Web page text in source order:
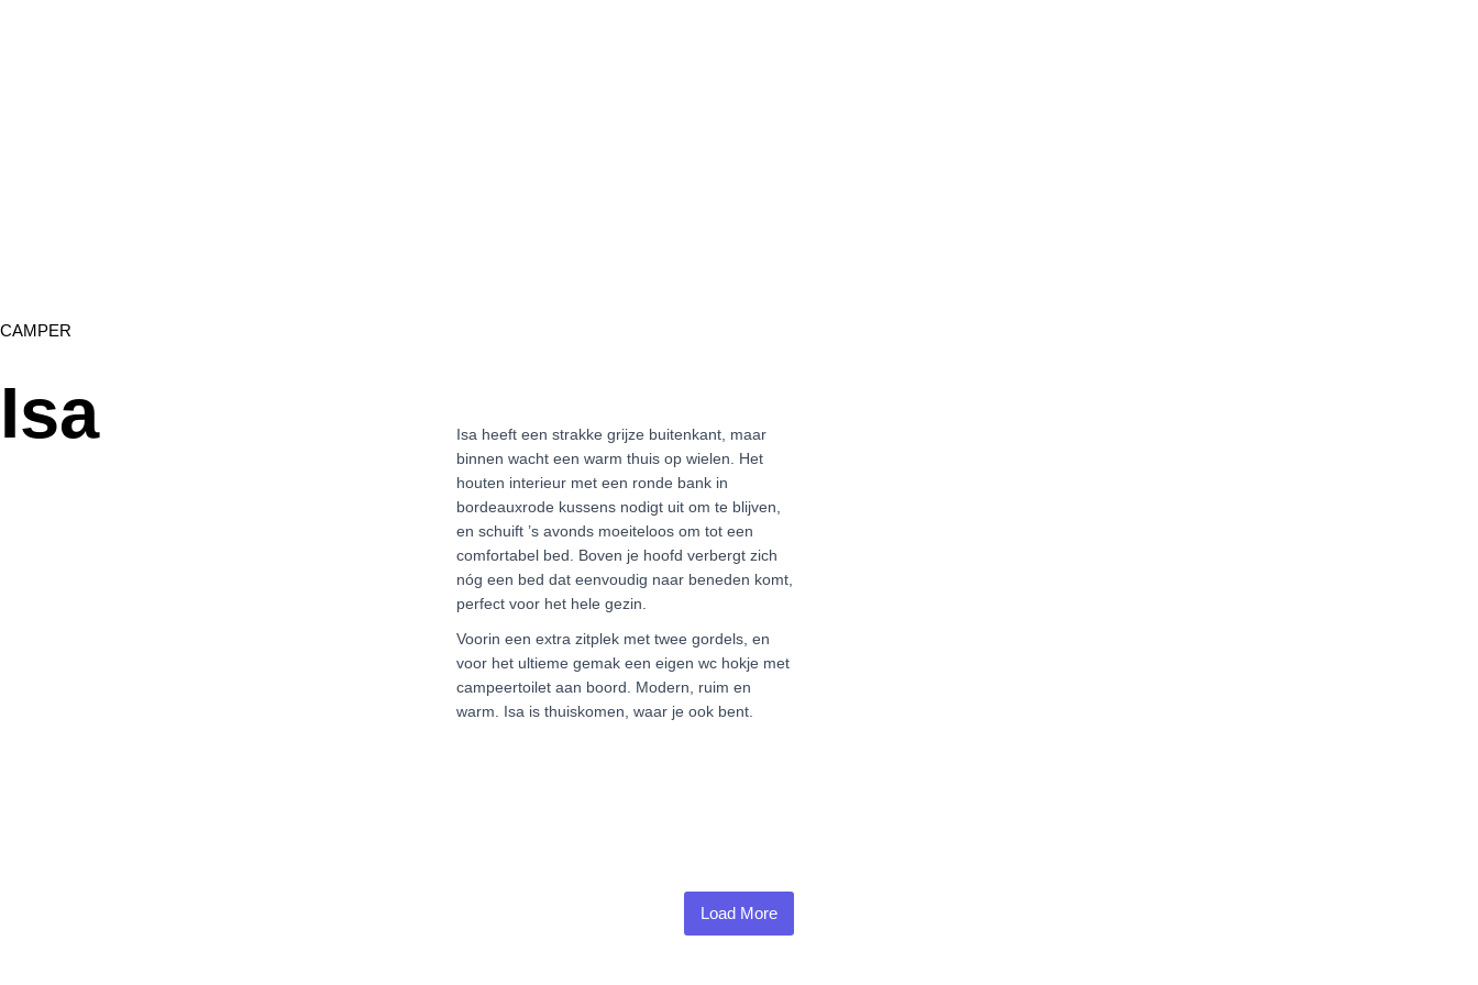
CAMPER
Isa
Isa heeft een strakke grijze buitenkant, maar
binnen wacht een warm thuis op wielen. Het
houten interieur met een ronde bank in
bordeauxrode kussens nodigt uit om te blijven,
en schuift ’s avonds moeiteloos om tot een
comfortabel bed. Boven je hoofd verbergt zich
nóg een bed dat eenvoudig naar beneden komt,
perfect voor het hele gezin.
Voorin een extra zitplek met twee gordels, en
voor het ultieme gemak een eigen wc hokje met
campeertoilet aan boord. Modern, ruim en
warm. Isa is thuiskomen, waar je ook bent.
Load More